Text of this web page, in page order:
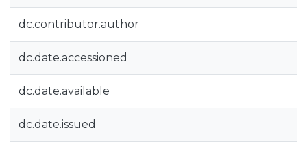
dc.contributor.author
dc.date.accessioned
dc.date.available
dc.date.issued